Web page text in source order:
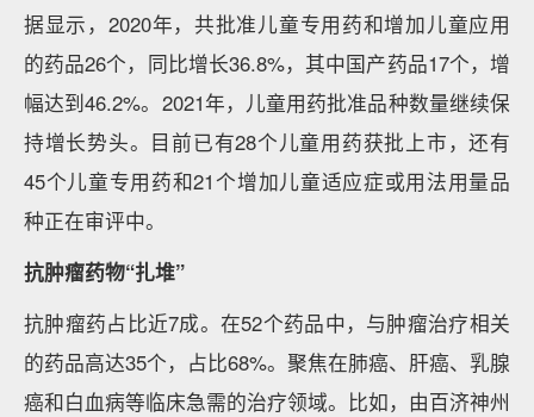
据显示，2020年，共批准儿童专用药和增加儿童应用
的药品26个，同比增长36.8%，其中国产药品17个，增
幅达到46.2%。2021年，儿童用药批准品种数量继续保
持增长势头。目前已有28个儿童用药获批上市，还有
45个儿童专用药和21个增加儿童适应症或用法用量品
种正在审评中。
抗肿瘤药物“扎堆”
抗肿瘤药占比近7成。在52个药品中，与肿瘤治疗相关
的药品高达35个，占比68%。聚焦在肺癌、肝癌、乳腺
癌和白血病等临床急需的治疗领域。比如，由百济神州